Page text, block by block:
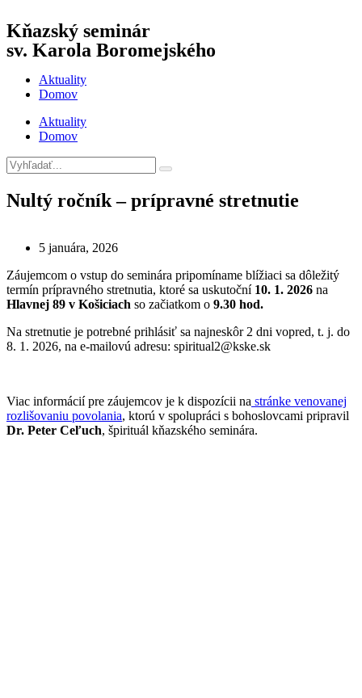
Kňazský seminár
sv. Karola Boromejského
Aktuality
Domov
Aktuality
Domov
Nultý ročník – prípravné stretnutie
5 januára, 2026
Záujemcom o vstup do seminára pripomíname blížiaci sa dôležitý
termín prípravného stretnutia, ktoré sa uskutoční 10. 1. 2026 na
Hlavnej 89 v Košiciach so začiatkom o 9.30 hod.
Na stretnutie je potrebné prihlásiť sa najneskôr 2 dni vopred, t. j. do
8. 1. 2026, na e-mailovú adresu: spiritual2@kske.sk
Viac informácií pre záujemcov je k dispozícii na stránke venovanej
rozlišovaniu povolania, ktorú v spolupráci s bohoslovcami pripravil
Dr. Peter Ceľuch, špirituál kňazského seminára.